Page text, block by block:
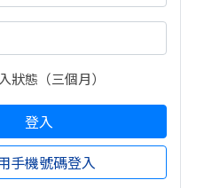
有人愁。當熱錢瘋狂湧入
的是血染傳產板塊，老字
和台泥(1101)
也難逃被大
雙雙被當成套現工具，
時，對於缺乏短期爆發力
狀態（三個月）
登入
手機號碼登入